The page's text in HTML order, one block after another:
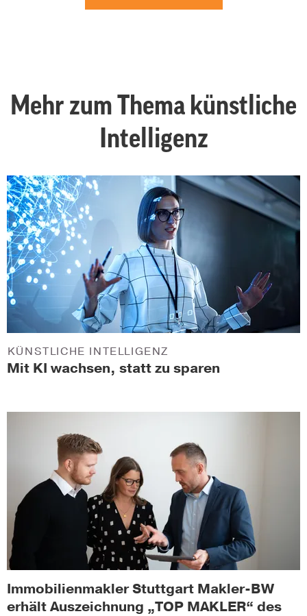
Mehr zum Thema künstliche
Intelligenz
Mit KI wachsen, statt zu sparen
KÜNSTLICHE INTELLIGENZ
Immobilienmakler Stuttgart Makler-BW
erhält Auszeichnung „TOP MAKLER“ des